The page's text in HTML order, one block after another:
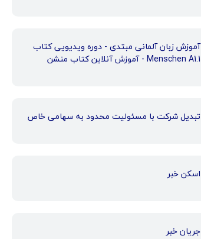
آموزش زبان آلمانی مبتدی - دوره ویدیویی کتاب
Menschen A1.1 - آموزش آنلاین کتاب منشن
تبدیل شرکت با مسئولیت محدود به سهامی خاص
اسکن خبر
جریان خبر